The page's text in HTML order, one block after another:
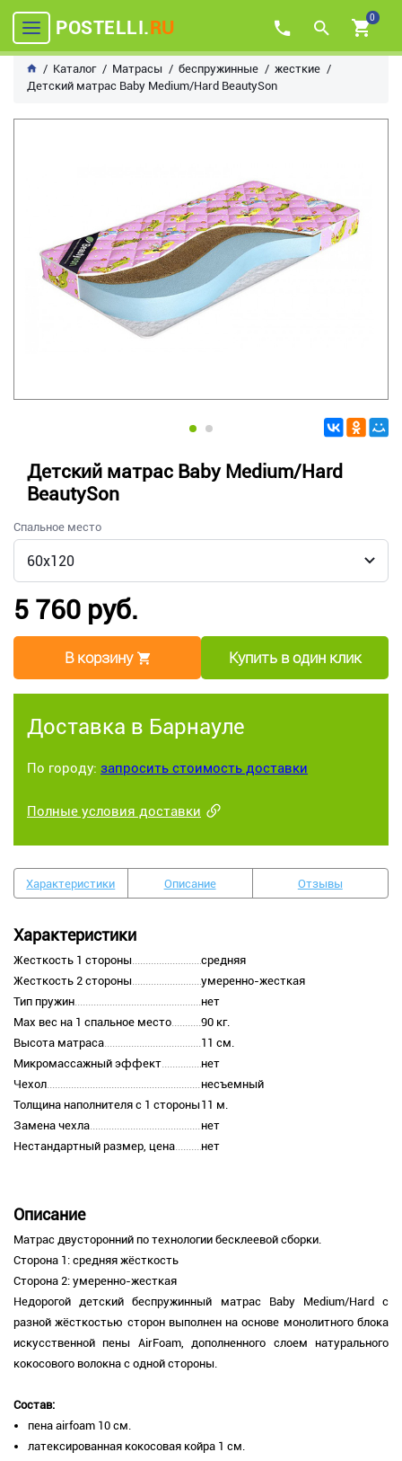
POSTELLI.RU 0
Каталог Матрасы беспружинные
жесткие
Детский матрас Baby Medium/Hard BeautySon
Детский матрас Baby Medium/Hard
BeautySon
Спальное место
5 760 руб.
В корзину Купить в один клик
Доставка в Барнауле
По городу: запросить стоимость доставки
Полные условия доставки
Характеристики Описание Отзывы
Характеристики
Жесткость 1 стороны
средняя
Жесткость 2 стороны
умеренно-жесткая
Тип пружин
нет
Max вес на 1 спальное место
90 кг.
Высота матраса
11 см.
Микромассажный эффект
нет
Чехол
несъемный
Толщина наполнителя с 1 стороны11 м.
Замена чехла
нет
Нестандартный размер, цена
нет
Описание
Матрас двусторонний по технологии бесклеевой сборки.
Сторона 1: средняя жёсткость
Сторона 2: умеренно-жесткая
Недорогой детский беспружинный матрас Baby Medium/Hard с
разной жёсткостью сторон выполнен на основе монолитного блока
искусственной пены AirFoam, дополненного слоем натурального
кокосового волокна с одной стороны.
Состав:
пена airfoam 10 см.
латексированная кокосовая койра 1 см.